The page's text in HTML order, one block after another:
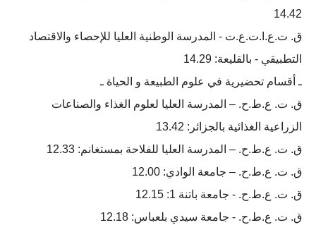
14.42
ق. ت.ع.ا.ت.ع.ت - المدرسة الوطنیة العلیا للإحصاء والاقتصاد
التطبيقي - بالقليعة: 14.29
ـ أقسام تحضيرية في علوم الطبيعة و الحياة ـ
ق. ت. ع.ط.ح. – المدرسة العليا لعلوم الغذاء والصناعات
الزراعية الغذائية بالجزائر: 13.42
ق. ت. ع.ط.ح. – المدرسة العليا للفلاحة بمستغانم: 12.33
ق. ت. ع.ط.ح. – جامعة الوادي: 12.00
ق. ت. ع.ط.ح. - جامعة باتنة 1: 12.15
ق. ت. ع.ط.ح. - جامعة سيدي بلعباس: 12.18